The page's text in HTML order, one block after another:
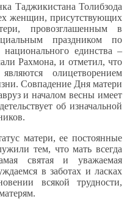
Таджикистана Толибзода
женщин, присутствующих
провозглашенным в
праздником по
единства –
Рахмона, и отметил, что
олицетворением
Совпадение Дня матери
и началом весны имеет
об изначальной
матери, ее постоянные
тем, что мать всегда
святая и уважаемая
в заботах и ласках
всякой трудности,